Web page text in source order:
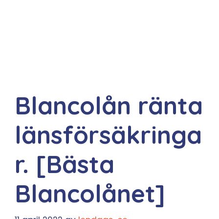
Blancolån ränta
länsförsäkringa
r. [Bästa
Blancolånet]